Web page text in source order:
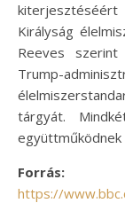
Királyság
Reeves
Trump-
tárgyát.
együttműködnek
Forrás:
https://